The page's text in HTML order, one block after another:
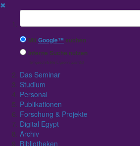
✖
Suchbegriff
MitGoogle™ suchen
Interne Suche nutzen
(eingeschränkte Ergebnisqualität)
Das Seminar
Studium
Personal
Publikationen
Forschung & Projekte
Digital Egypt
Archiv
Bibliotheken